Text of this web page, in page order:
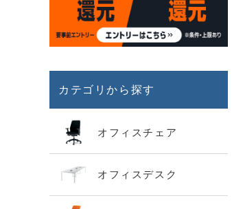
カテゴリから探す
オフィスチェア
オフィスデスク